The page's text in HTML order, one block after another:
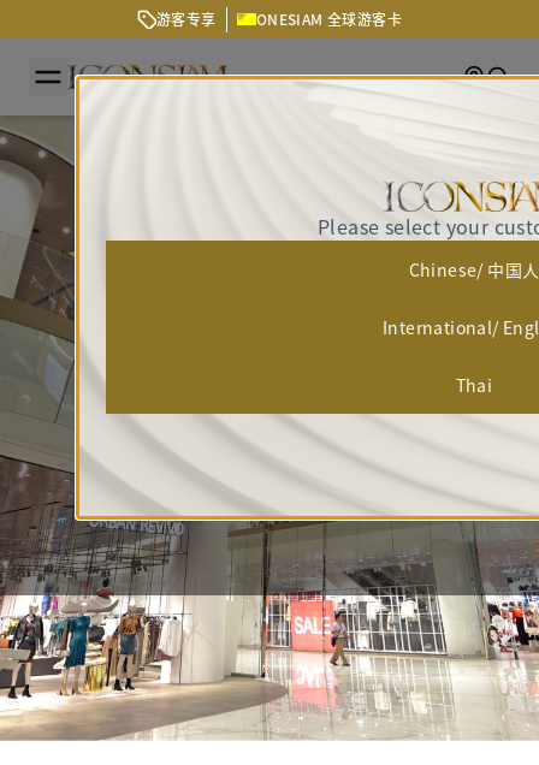
游客专享 ONESIAM 全球游客卡
Getting
Please select your
Chinese/ 中国人
International/
Thai